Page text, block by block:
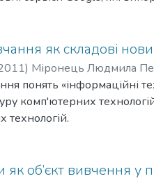
як складові
) Міронець Людмила
понять «інформаційні
комп'ютерних
технологій.
як об’єкт вивчення